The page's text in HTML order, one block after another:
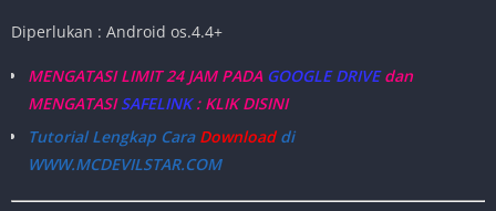
Diperlukan : Android os.4.4+
MENGATASI LIMIT 24 JAM PADA GOOGLE DRIVEdan
MENGATASISAFELINK: KLIK DISINI
Tutorial Lengkap CaraDownloaddi
WWW.MCDEVILSTAR.COM